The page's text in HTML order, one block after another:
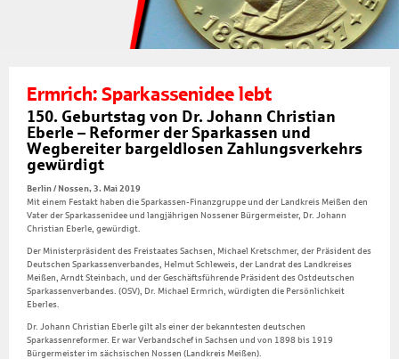
Ermrich: Sparkassenidee lebt
150. Geburtstag von Dr. Johann Christian
Eberle – Reformer der Sparkassen und
Wegbereiter bargeldlosen Zahlungsverkehrs
gewürdigt
Berlin / Nossen, 3. Mai 2019
Mit einem Festakt haben die Sparkassen-Finanzgruppe und der Landkreis Meißen den
Vater der Sparkassenidee und langjährigen Nossener Bürgermeister, Dr. Johann
Christian Eberle, gewürdigt.
Der Ministerpräsident des Freistaates Sachsen, Michael Kretschmer, der Präsident des
Deutschen Sparkassenverbandes, Helmut Schleweis, der Landrat des Landkreises
Meißen, Arndt Steinbach, und der Geschäftsführende Präsident des Ostdeutschen
Sparkassenverbandes. (OSV), Dr. Michael Ermrich, würdigten die Persönlichkeit
Eberles.
Dr. Johann Christian Eberle gilt als einer der bekanntesten deutschen
Sparkassenreformer. Er war Verbandschef in Sachsen und von 1898 bis 1919
Bürgermeister im sächsischen Nossen (Landkreis Meißen).